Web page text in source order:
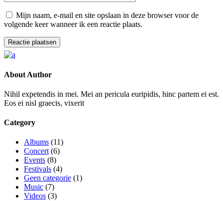
Mijn naam, e-mail en site opslaan in deze browser voor de
volgende keer wanneer ik een reactie plaats.
Reactie plaatsen
About Author
Nihil expetendis in mei. Mei an pericula euripidis, hinc partem ei est.
Eos ei nisl graecis, vixerit
Category
Albums (11)
Concert (6)
Events (8)
Festivals (4)
Geen categorie (1)
Music (7)
Videos (3)